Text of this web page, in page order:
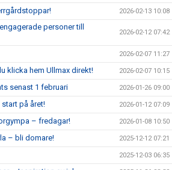
2026-02-13 10:08
personer till
2026-02-12 07:42
2026-02-07 11:27
klicka hem Ullmax direkt! 2026-02-07 10:15
senast 1 februari 2026-01-26 09:00
på året! 2026-01-12 07:09
– fredagar! 2026-01-08 10:50
– bli domare! 2025-12-12 07:21
2025-12-03 06:35